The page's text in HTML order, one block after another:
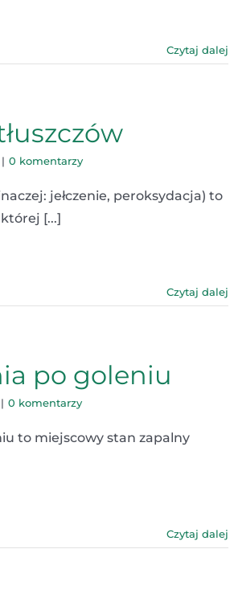
Czytaj dalej
| 0 komentarzy
jełczenie, peroksydacja) to
[...]
Czytaj dalej
po goleniu
| 0 komentarzy
to miejscowy stan zapalny
Czytaj dalej